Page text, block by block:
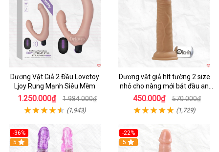
Dương Vật Giả 2 Đầu Lovetoy
Ljoy Rung Mạnh Siêu Mềm
1.250.000₫ 1.984.000₫
(1,943)
Dương vật giả hít tường 2 size
nhỏ cho nàng mới bắt đầu an
toàn dễ dùng
450.000₫ 570.000₫
(1,729)
-36%
Hot
5
-22%
Hot
5